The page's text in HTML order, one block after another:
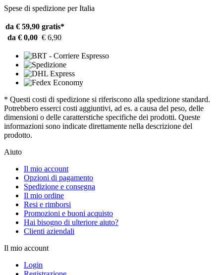
Spese di spedizione per Italia
da € 59,90 gratis*
da € 0,00 € 6,90
* Questi costi di spedizione si riferiscono alla spedizione standard.
Potrebbero esserci costi aggiuntivi, ad es. a causa del peso, delle
dimensioni o delle caratterstiche specifiche dei prodotti. Queste
informazioni sono indicate direttamente nella descrizione del
prodotto.
Aiuto
Il mio account
Opzioni di pagamento
Spedizione e consegna
Il mio ordine
Resi e rimborsi
Promozioni e buoni acquisto
Hai bisogno di ulteriore aiuto?
Clienti aziendali
Il mio account
Login